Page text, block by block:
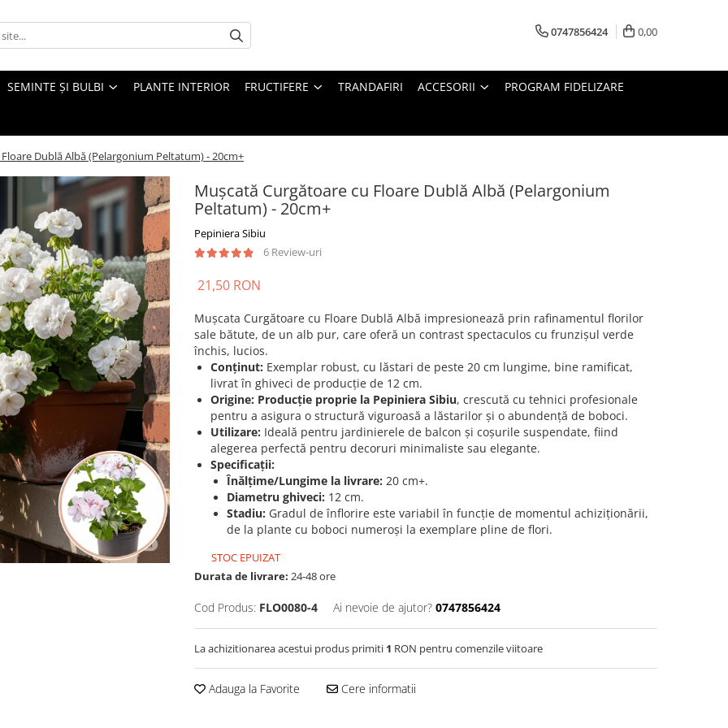
0747856424 0,00
SEMINTE ȘI BULBI PLANTE INTERIOR FRUCTIFERE TRANDAFIRI ACCESORII PROGRAM FIDELIZARE
Dublă Albă (Pelargonium Peltatum) - 20cm+
Mușcată Curgătoare cu Floare Dublă Albă (Pelargonium
Peltatum) - 20cm+
Pepiniera Sibiu
6 Review-uri
21,50 RON
Mușcata Curgătoare cu Floare Dublă Albă impresionează prin rafinamentul florilor
sale bătute, de un alb pur, care oferă un contrast spectaculos cu frunzișul verde
închis, lucios.
Conținut: Exemplar robust, cu lăstari de peste 20 cm lungime, bine ramificat,
livrat în ghiveci de producție de 12 cm.
Origine: Producție proprie la Pepiniera Sibiu, crescută cu tehnici profesionale
pentru a asigura o structură viguroasă a lăstarilor și o abundență de boboci.
Utilizare: Ideală pentru jardinierele de balcon și coșurile suspendate, fiind
alegerea perfectă pentru decoruri minimaliste sau elegante.
Specificații:
Înălțime/Lungime la livrare: 20 cm+.
Diametru ghiveci: 12 cm.
Stadiu: Gradul de înflorire este variabil în funcție de momentul achiziționării,
de la plante cu boboci numeroși la exemplare pline de flori.
STOC EPUIZAT
Durata de livrare: 24-48 ore
Cod Produs: FLO0080-4 Ai nevoie de ajutor? 0747856424
La achizitionarea acestui produs primiti 1 RON pentru comenzile viitoare
Adauga la Favorite Cere informatii